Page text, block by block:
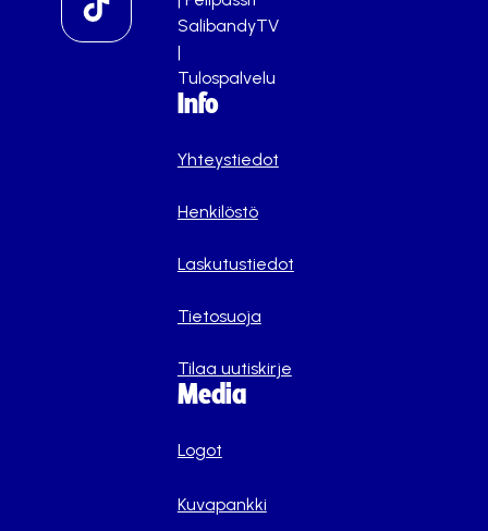
SalibandyTV
|
Tulospalvelu
Info
Yhteystiedot
Henkilöstö
Laskutustiedot
Tietosuoja
Tilaa uutiskirje
Media
Logot
Kuvapankki